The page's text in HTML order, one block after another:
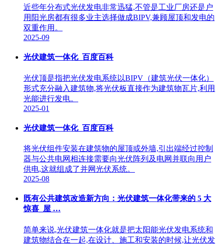
近些年分布式光伏发电非常迅猛,不管是工业厂房还是户
用阳光房都有很多业主选择做成BIPV,兼顾屋顶和发电的
双重作用。
2025-09
光伏建筑一体化_百度百科
光伏顶是指把光伏发电系统以BIPV（建筑光伏一体化）
形式充分融入建筑物,将光伏板直接作为建筑物瓦片,利用
光能进行发电。
2025-01
光伏建筑一体化_百度百科
将光伏组件安装在建筑物的屋顶或外墙,引出端经过控制
器与公共电网相连接需要向光伏阵列及电网并联向用户
供电,这就组成了并网光伏系统。
2025-08
既有公共建筑改造新方向：光伏建筑一体化带来的 5 大
惊喜_屋 …
简单来说,光伏建筑一体化就是把太阳能光伏发电系统和
建筑物结合在一起,在设计、施工和安装的时候,让光伏发